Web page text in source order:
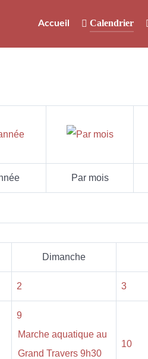
Accueil Calendrier
Par mois
Dimanche
2 3
9
Marche aquatique au
Grand Travers 9h30
10